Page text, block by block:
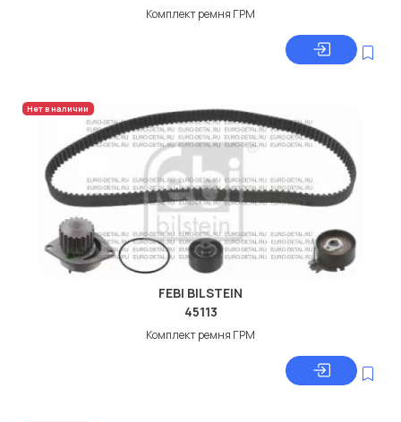
Комплект ремня ГРМ
Нет в наличии
FEBI BILSTEIN
45113
Комплект ремня ГРМ